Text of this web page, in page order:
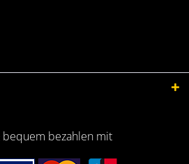
bequem bezahlen mit